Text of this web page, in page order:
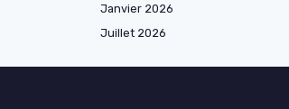
Janvier 2026
Juillet 2026